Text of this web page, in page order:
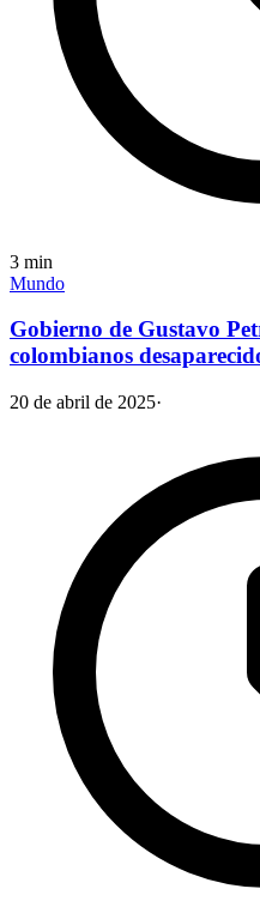
3 min
Mundo
Gobierno de Gustavo
colombianos
20 de abril de 2025·